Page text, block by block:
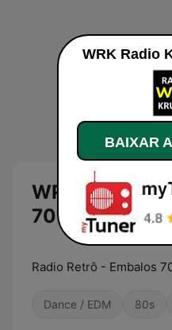
WRK Radio
70-80)
Radio Retrô - Embalos
Dance / EDM 80s
BAIXAR